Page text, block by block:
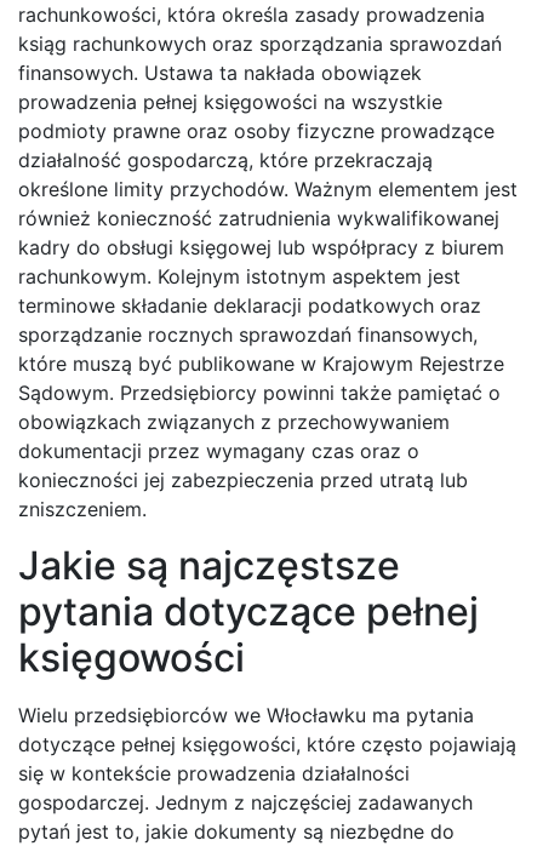
rachunkowości, która określa zasady prowadzenia
ksiąg rachunkowych oraz sporządzania sprawozdań
finansowych. Ustawa ta nakłada obowiązek
prowadzenia pełnej księgowości na wszystkie
podmioty prawne oraz osoby fizyczne prowadzące
działalność gospodarczą, które przekraczają
określone limity przychodów. Ważnym elementem jest
również konieczność zatrudnienia wykwalifikowanej
kadry do obsługi księgowej lub współpracy z biurem
rachunkowym. Kolejnym istotnym aspektem jest
terminowe składanie deklaracji podatkowych oraz
sporządzanie rocznych sprawozdań finansowych,
które muszą być publikowane w Krajowym Rejestrze
Sądowym. Przedsiębiorcy powinni także pamiętać o
obowiązkach związanych z przechowywaniem
dokumentacji przez wymagany czas oraz o
konieczności jej zabezpieczenia przed utratą lub
zniszczeniem.
Jakie są najczęstsze
pytania dotyczące pełnej
księgowości
Wielu przedsiębiorców we Włocławku ma pytania
dotyczące pełnej księgowości, które często pojawiają
się w kontekście prowadzenia działalności
gospodarczej. Jednym z najczęściej zadawanych
pytań jest to, jakie dokumenty są niezbędne do